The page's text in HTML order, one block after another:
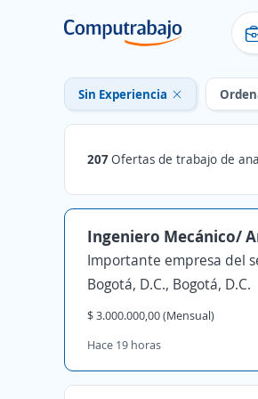
Sin Experiencia
207Ofertas de trabajo de analista de compras sin
Ingeniero Mecánico/
Importante empresa del
Bogotá, D.C., Bogotá, D.C.
$ 3.000.000,00 (Mensual)
Hace 19 horas